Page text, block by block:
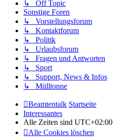
↳ Off Topic
Sonstige Foren
↳ Vorstellungsforum
↳ Kontaktforum
↳ Politik
↳ Urlaubsforum
↳ Fragen und Antworten
↳ Sport
↳ Support, News & Infos
↳ Mülltonne
Beamtentalk Startseite
Interessantes
Alle Zeiten sind UTC+02:00
Alle Cookies löschen